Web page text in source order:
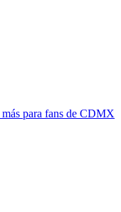
para fans de CDMX